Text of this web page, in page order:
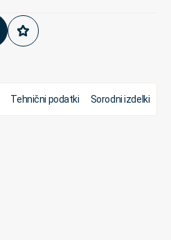
Tehnični podatki Sorodni izdelki